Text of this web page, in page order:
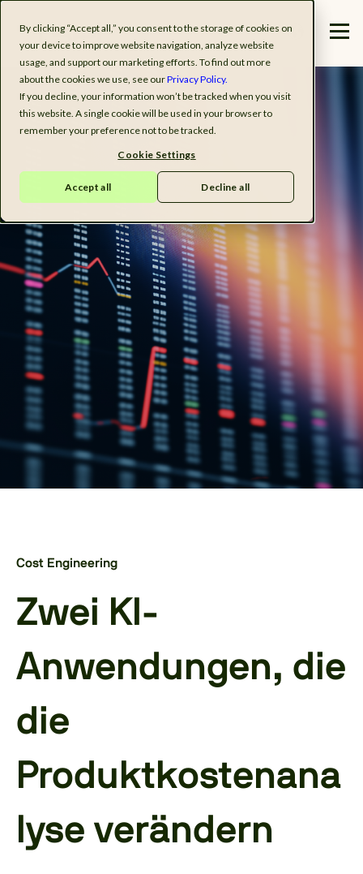
By clicking “Accept all,” you consent to the storage of cookies on
your device to improve website navigation, analyze website
usage, and support our marketing efforts. To find out more
about the cookies we use, see ourPrivacy Policy.
If you decline, your information won’t be tracked when you visit
this website. A single cookie will be used in your browser to
remember your preference not to be tracked.
Cookie Settings
Accept all Decline all
Cost Engineering
Zwei KI-
Anwendungen, die
die
Produktkostenana
lyse verändern